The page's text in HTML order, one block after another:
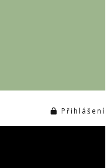
Přihlášení